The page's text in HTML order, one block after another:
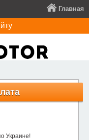
Главная
Украине!